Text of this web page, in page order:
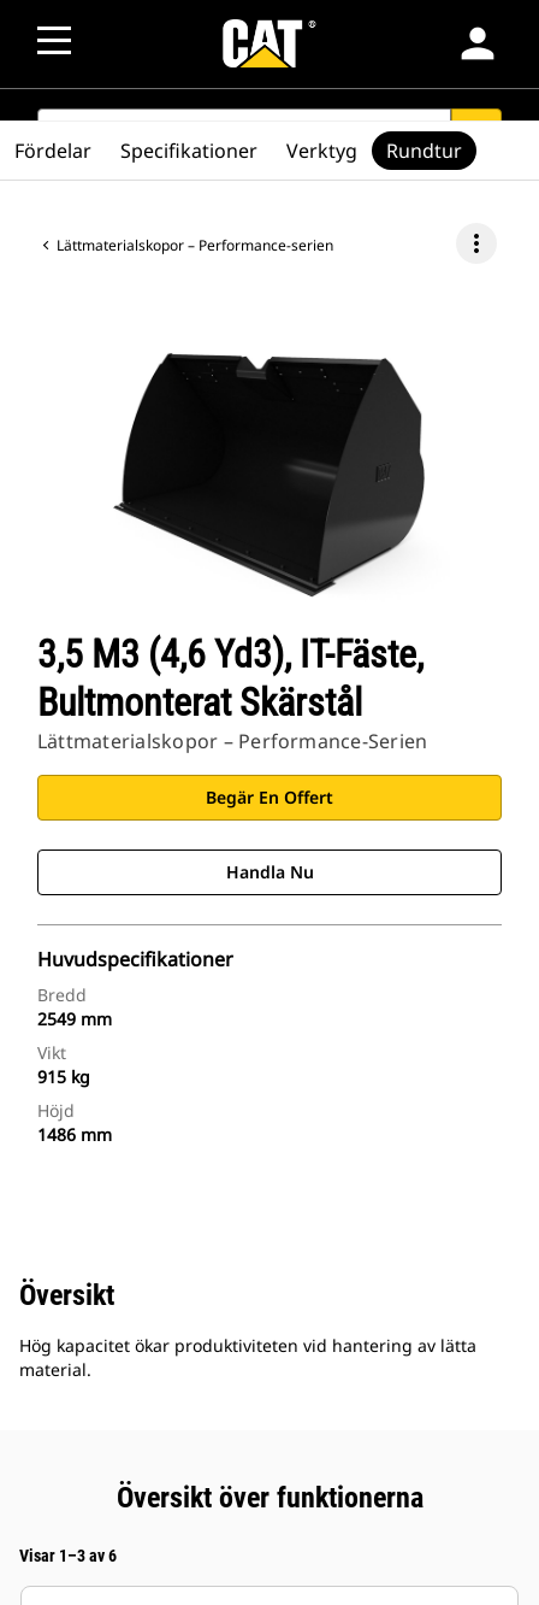
person
SEARCH search
Lättmaterialskopor – Performance-serien more_vert
3,5 M3 (4,6 Yd3), IT-Fäste,
Bultmonterat Skärstål
Lättmaterialskopor – Performance-Serien
Begär En Offert
Handla Nu
Huvudspecifikationer
Bredd
2549 mm
Vikt
915 kg
Höjd
1486 mm
Fördelar Specifikationer Verktyg Rundtur
Översikt
Hög kapacitet ökar produktiviteten vid hantering av lätta
material.
Översikt över funktionerna
Visar 1–3 av 6